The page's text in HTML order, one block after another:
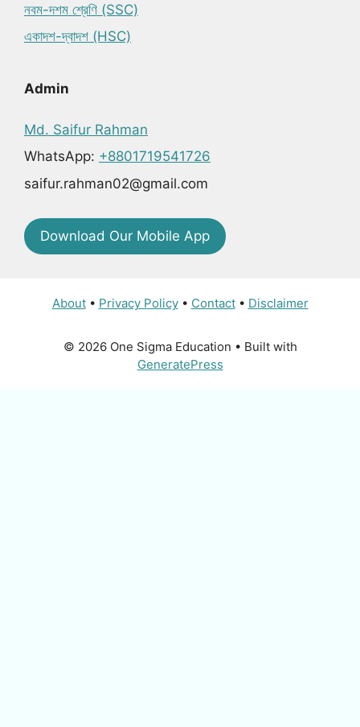
নবম-দশম শ্রেণি (SSC)
একাদশ-দ্বাদশ (HSC)
Admin
Md. Saifur Rahman
WhatsApp: +8801719541726
saifur.rahman02@gmail.com
Download Our Mobile App
About• Privacy Policy• Contact• Disclaimer
© 2026 One Sigma Education • Built with
GeneratePress